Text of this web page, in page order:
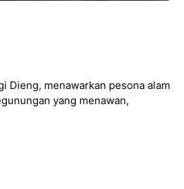
Dieng, menawarkan pesona alam
yang menawan,